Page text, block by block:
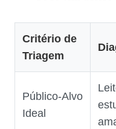
Critério de
Triagem
Público‑Alvo
Ideal